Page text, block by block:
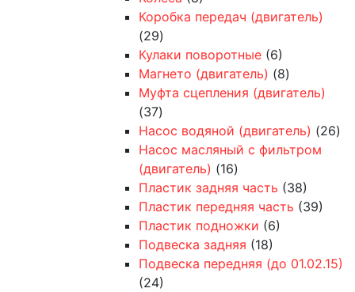
Коробка передач (двигатель)
(29)
Кулаки поворотные (6)
Магнето (двигатель) (8)
Муфта сцепления (двигатель)
(37)
Насос водяной (двигатель) (26)
Насос масляный с фильтром
(двигатель) (16)
Пластик задняя часть (38)
Пластик передняя часть (39)
Пластик подножки (6)
Подвеска задняя (18)
Подвеска передняя (до 01.02.15)
(24)